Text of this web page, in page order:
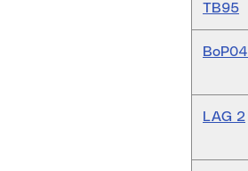
TB95
BoP04
LAG 2